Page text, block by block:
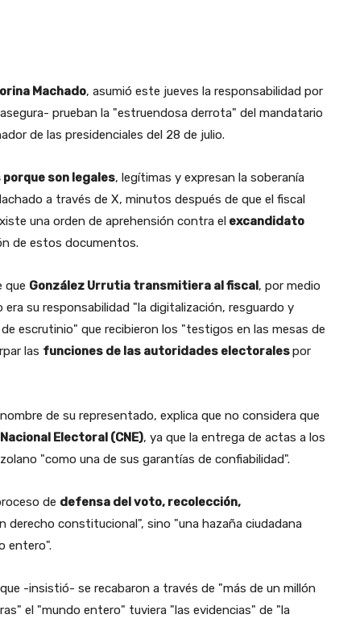
Machado, asumió este jueves la responsabilidad por
prueban la "estruendosa derrota" del mandatario
de las presidenciales del 28 de julio.
son legales, legítimas y expresan la soberanía
a través de X, minutos después de que el fiscal
una orden de aprehensión contra el excandidato
de estos documentos.
que González Urrutia transmitiera al fiscal, por medio
su responsabilidad "la digitalización, resguardo y
escrutinio" que recibieron los "testigos en las mesas de
las funciones de las autoridades electoralespor
de su representado, explica que no considera que
Electoral (CNE), ya que la entrega de actas a los
"como una de sus garantías de confiabilidad".
de defensa del voto, recolección,
derecho constitucional", sino "una hazaña ciudadana
entero".
-insistió- se recabaron a través de "más de un millón
el "mundo entero" tuviera "las evidencias" de "la